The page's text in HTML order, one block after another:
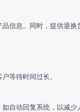
信息。同时，提供退换
等待时间过长。
自动回复系统，以减少